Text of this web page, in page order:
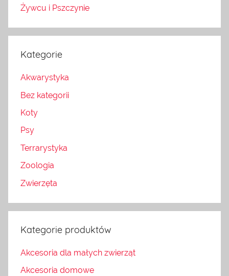
Żywcu i Pszczynie
Kategorie
Akwarystyka
Bez kategorii
Koty
Psy
Terrarystyka
Zoologia
Zwierzęta
Kategorie produktów
Akcesoria dla małych zwierząt
Akcesoria domowe